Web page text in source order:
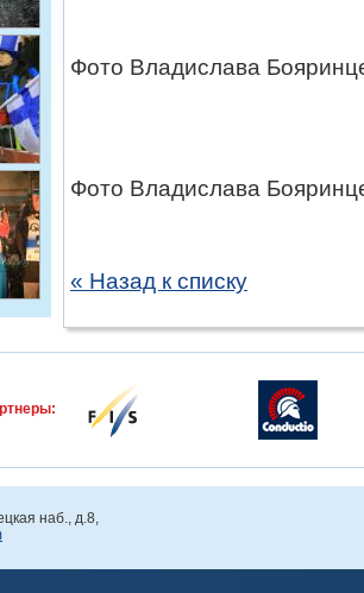
Фото Владислава
Фото Владислава
« Назад к списку
наб., д.8,